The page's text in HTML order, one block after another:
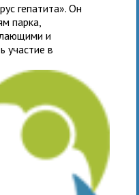
гепатита». Он
парка,
и
участие в